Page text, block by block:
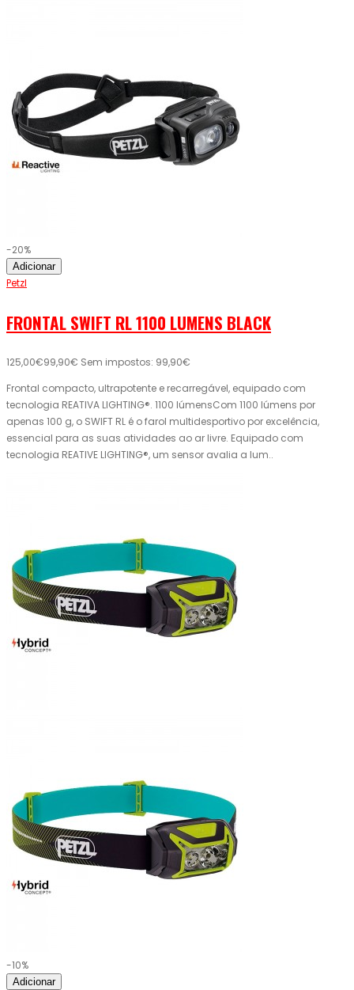
-20%
Adicionar
Petzl
FRONTAL SWIFT RL 1100 LUMENS BLACK
125,00€99,90€ Sem impostos: 99,90€
Frontal compacto, ultrapotente e recarregável, equipado com
tecnologia REATIVA LIGHTING®. 1100 lúmensCom 1100 lúmens por
apenas 100 g, o SWIFT RL é o farol multidesportivo por excelência,
essencial para as suas atividades ao ar livre. Equipado com
tecnologia REATIVE LIGHTING®, um sensor avalia a lum..
-10%
Adicionar